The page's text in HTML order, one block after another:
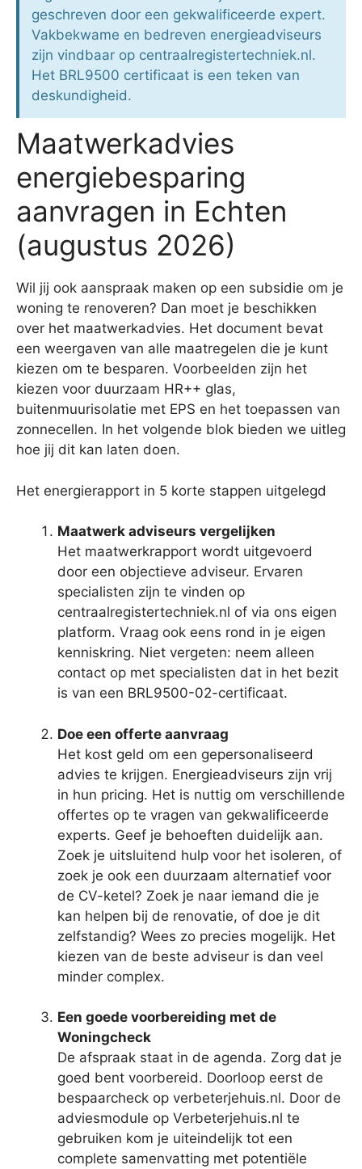
geschreven door een gekwalificeerde expert.
Vakbekwame en bedreven energieadviseurs
zijn vindbaar op centraalregistertechniek.nl.
Het BRL9500 certificaat is een teken van
deskundigheid.
Maatwerkadvies
energiebesparing
aanvragen in Echten
(augustus 2026)
Wil jij ook aanspraak maken op een subsidie om je
woning te renoveren? Dan moet je beschikken
over het maatwerkadvies. Het document bevat
een weergaven van alle maatregelen die je kunt
kiezen om te besparen. Voorbeelden zijn het
kiezen voor duurzaam HR++ glas,
buitenmuurisolatie met EPS en het toepassen van
zonnecellen. In het volgende blok bieden we uitleg
hoe jij dit kan laten doen.
Het energierapport in 5 korte stappen uitgelegd
Maatwerk adviseurs vergelijken
Het maatwerkrapport wordt uitgevoerd
door een objectieve adviseur. Ervaren
specialisten zijn te vinden op
centraalregistertechniek.nl of via ons eigen
platform. Vraag ook eens rond in je eigen
kenniskring. Niet vergeten: neem alleen
contact op met specialisten dat in het bezit
is van een BRL9500-02-certificaat.
Doe een offerte aanvraag
Het kost geld om een gepersonaliseerd
advies te krijgen. Energieadviseurs zijn vrij
in hun pricing. Het is nuttig om verschillende
offertes op te vragen van gekwalificeerde
experts. Geef je behoeften duidelijk aan.
Zoek je uitsluitend hulp voor het isoleren, of
zoek je ook een duurzaam alternatief voor
de CV-ketel? Zoek je naar iemand die je
kan helpen bij de renovatie, of doe je dit
zelfstandig? Wees zo precies mogelijk. Het
kiezen van de beste adviseur is dan veel
minder complex.
Een goede voorbereiding met de
Woningcheck
De afspraak staat in de agenda. Zorg dat je
goed bent voorbereid. Doorloop eerst de
bespaarcheck op verbeterjehuis.nl. Door de
adviesmodule op Verbeterjehuis.nl te
gebruiken kom je uiteindelijk tot een
complete samenvatting met potentiële